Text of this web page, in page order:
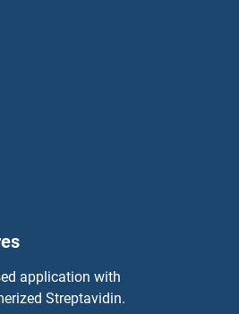
application with
Streptavidin.